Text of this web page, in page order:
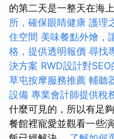
的第二天是一整天在海
所，確保眼睛健康 護理
住空間 美味餐點外燴，
格，提供透明報價 尋找
決方案 RWD設計對
草屯按摩服務推薦 輔聽
設備 專業會計師提供稅
什麼可見的，所以有足
餐館裡寵愛並觀看一些